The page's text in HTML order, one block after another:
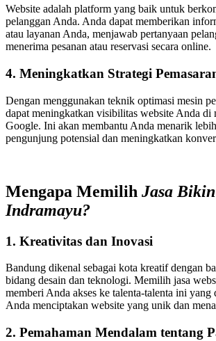
Website adalah platform yang baik untuk
pelanggan Anda. Anda dapat memberikan
atau layanan Anda, menjawab pertanyaan
menerima pesanan atau reservasi secara online.
4. Meningkatkan Strategi
Dengan menggunakan teknik optimasi mesin
dapat meningkatkan visibilitas website Anda di
Google. Ini akan membantu Anda menarik
pengunjung potensial dan meningkatkan
Mengapa Memilih Jasa Bikin
Indramayu?
1. Kreativitas dan Inovasi
Bandung dikenal sebagai kota kreatif dengan
bidang desain dan teknologi. Memilih jasa
memberi Anda akses ke talenta-talenta ini yang
Anda menciptakan website yang unik dan
2. Pemahaman Mendalam tentang